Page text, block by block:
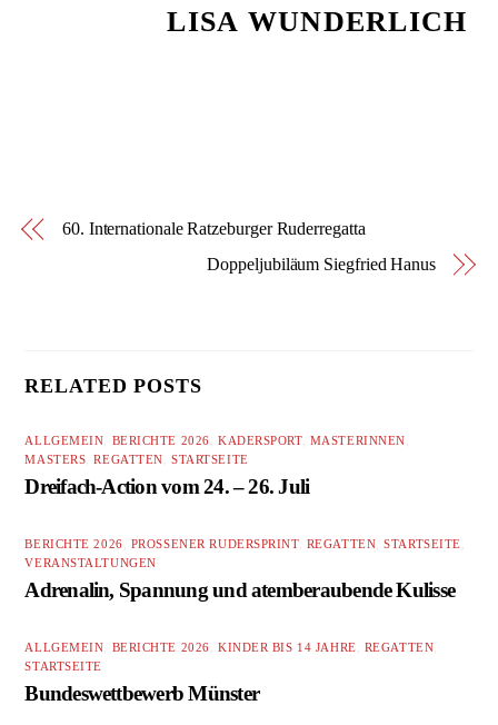
LISA WUNDERLICH
60. Internationale Ratzeburger Ruderregatta
Doppeljubiläum Siegfried Hanus
RELATED POSTS
ALLGEMEIN BERICHTE 2026 KADERSPORT, MASTERINNEN
MASTERS ,REGATTEN ,STARTSEITE
Dreifach-Action vom 24. – 26. Juli
BERICHTE 2026 PROSSENER RUDERSPRINT, REGATTEN ,STARTSEITE
VERANSTALTUNGEN
Adrenalin, Spannung und atemberaubende Kulisse
ALLGEMEIN BERICHTE 2026 KINDER BIS 14 JAHRE REGATTEN
STARTSEITE
Bundeswettbewerb Münster